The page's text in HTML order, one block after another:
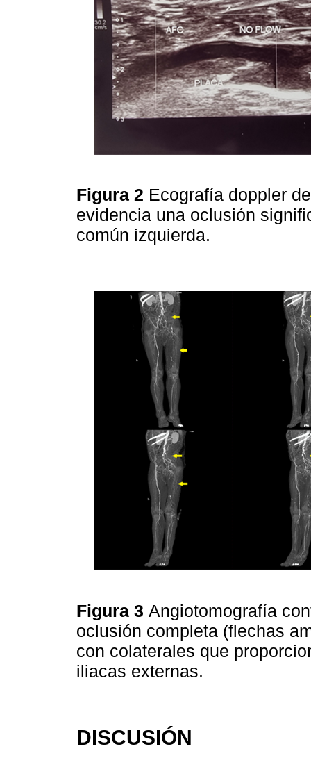
Figura 2 Ecografía doppler
evidencia una oclusión
común izquierda.
Figura 3 Angiotomografía
oclusión completa (flechas
con colaterales que
iliacas externas.
DISCUSIÓN